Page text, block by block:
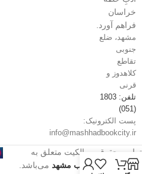
خراسان
فراهم آورد.
مشهد، ضلع
جنوبی
تقاطع
کلاهدوز و
قرنی
تلفن: 1803
(051)
پست الکترونیک:
info@mashhadbookcity.ir
تمامی حقوق و مالکیت متعلق به
فروشگاه شهر کتاب مشهد می‌باشد.